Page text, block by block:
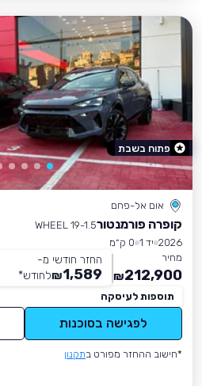
אום אל-פחם
קופרה פורמנטורWHEEL 19-1.5
2026 יד 1
0 ק״מ
מחיר
212,900
₪
החזר חודשי מ-
1,589
₪לחודש*
תוספות לעיסקה
לפגישה בסוכנות
*חישוב ההחזר מפורט בתקנון
פתוח בשבת